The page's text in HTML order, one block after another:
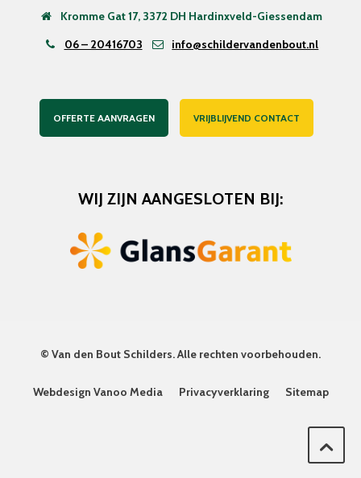
Kromme Gat 17, 3372 DH Hardinxveld-Giessendam
06 – 20416703
info@schildervandenbout.nl
OFFERTE AANVRAGEN VRIJBLIJVEND CONTACT
WIJ ZIJN AANGESLOTEN BIJ:
© Van den Bout Schilders. Alle rechten voorbehouden.
Webdesign Vanoo Media Privacyverklaring Sitemap